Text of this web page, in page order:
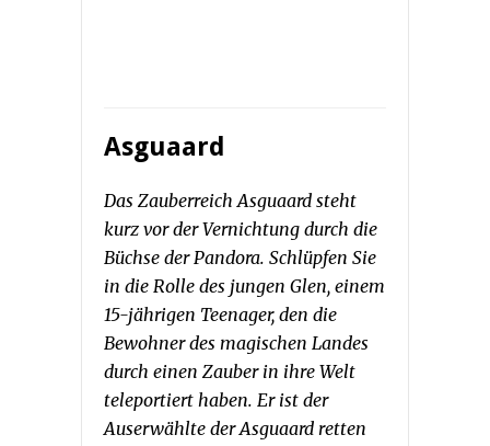
Asguaard
Das Zauberreich Asguaard steht
kurz vor der Vernichtung durch die
Büchse der Pandora. Schlüpfen Sie
in die Rolle des jungen Glen, einem
15-jährigen Teenager, den die
Bewohner des magischen Landes
durch einen Zauber in ihre Welt
teleportiert haben. Er ist der
Auserwählte der Asguaard retten